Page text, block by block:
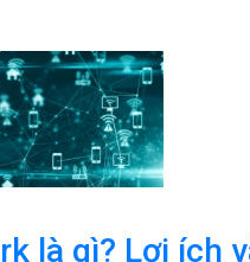
là gì? Lợi ích